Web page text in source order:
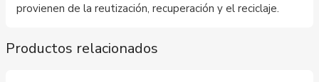
provienen de la reutización, recuperación y el reciclaje.
Productos relacionados